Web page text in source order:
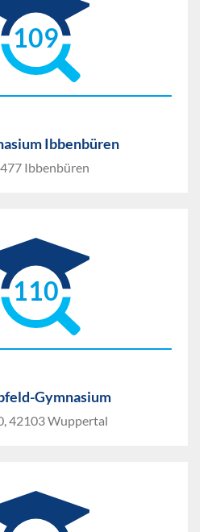
109
Ibbenbüren
Ibbenbüren
110
Gymnasium
42103 Wuppertal